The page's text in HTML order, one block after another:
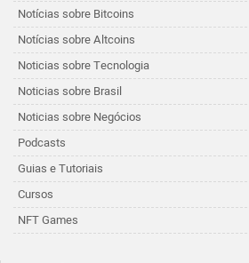
Notícias sobre Bitcoins
Notícias sobre Altcoins
Noticias sobre Tecnologia
Noticias sobre Brasil
Noticias sobre Negócios
Podcasts
Guias e Tutoriais
Cursos
NFT Games